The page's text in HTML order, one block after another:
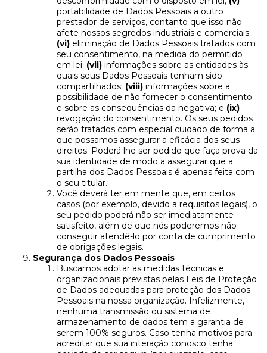
portabilidade de Dados Pessoais a outro
prestador de serviços, contanto que isso não
afete nossos segredos industriais e comerciais;
(vi) eliminação de Dados Pessoais tratados com
seu consentimento, na medida do permitido
em lei; (vii) informações sobre as entidades às
quais seus Dados Pessoais tenham sido
compartilhados; (viii) informações sobre a
possibilidade de não fornecer o consentimento
e sobre as consequências da negativa; e (ix)
revogação do consentimento. Os seus pedidos
serão tratados com especial cuidado de forma a
que possamos assegurar a eficácia dos seus
direitos. Poderá lhe ser pedido que faça prova da
sua identidade de modo a assegurar que a
partilha dos Dados Pessoais é apenas feita com
o seu titular.
Você deverá ter em mente que, em certos
casos (por exemplo, devido a requisitos legais), o
seu pedido poderá não ser imediatamente
satisfeito, além de que nós poderemos não
conseguir atendê-lo por conta de cumprimento
de obrigações legais.
Segurança dos Dados Pessoais
Buscamos adotar as medidas técnicas e
organizacionais previstas pelas Leis de Proteção
de Dados adequadas para proteção dos Dados
Pessoais na nossa organização. Infelizmente,
nenhuma transmissão ou sistema de
armazenamento de dados tem a garantia de
serem 100% seguros. Caso tenha motivos para
acreditar que sua interação conosco tenha